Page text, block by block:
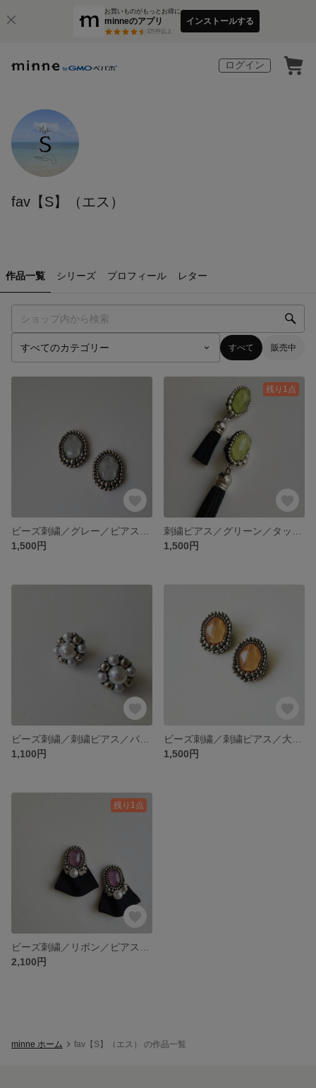
お買いものがもっとお得に
minneのアプリ
3万件以上
インストールする
ログイン
fav【S】（エス）
作品一覧 シリーズ プロフィール レター
すべて 販売中
1,500円
残り1点
1,500円
1,100円
1,500円
残り1点
2,100円
minne ホーム fav【S】（エス） の作品一覧